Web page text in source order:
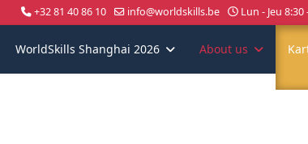
+32 81 40 86 10 info@worldskills.be Lun - Jeu
WorldSkills Shanghai 2026 About us